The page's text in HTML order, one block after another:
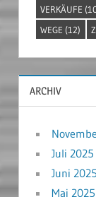
VERKÄUFE
WEGE (12)
ARCHIV
Juli 2025
Juni 2025
Mai 2025